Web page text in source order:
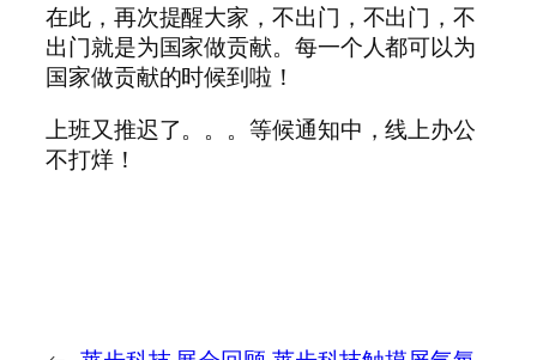
在此，再次提醒大家，不出门，不出门，不
出门就是为国家做贡献。每一个人都可以为
国家做贡献的时候到啦！
上班又推迟了。。。等候通知中，线上办公
不打烊！